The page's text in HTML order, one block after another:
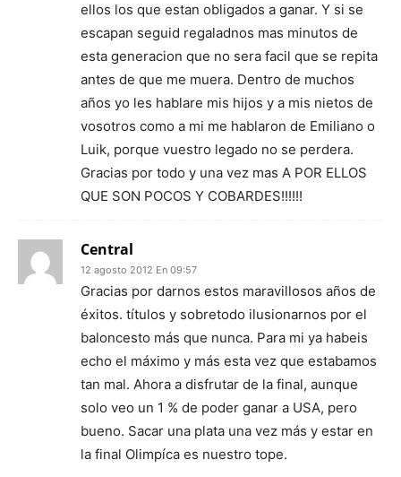
ellos los que estan obligados a ganar. Y si se
escapan seguid regaladnos mas minutos de
esta generacion que no sera facil que se repita
antes de que me muera. Dentro de muchos
años yo les hablare mis hijos y a mis nietos de
vosotros como a mi me hablaron de Emiliano o
Luik, porque vuestro legado no se perdera.
Gracias por todo y una vez mas A POR ELLOS
QUE SON POCOS Y COBARDES!!!!!!
Central
12 agosto 2012 En 09:57
Gracias por darnos estos maravillosos años de
éxitos. títulos y sobretodo ilusionarnos por el
baloncesto más que nunca. Para mi ya habeis
echo el máximo y más esta vez que estabamos
tan mal. Ahora a disfrutar de la final, aunque
solo veo un 1 % de poder ganar a USA, pero
bueno. Sacar una plata una vez más y estar en
la final Olimpíca es nuestro tope.